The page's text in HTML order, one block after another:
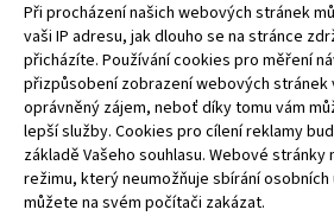
Při procházení našich webových stránek
vaši IP adresu, jak dlouho se na stránce
přicházíte. Používání cookies pro měření
přizpůsobení zobrazení webových stránek
oprávněný zájem, neboť díky tomu vám
lepší služby. Cookies pro cílení reklamy
základě Vašeho souhlasu. Webové
režimu, který neumožňuje sbírání osobních
můžete na svém počítači zakázat.